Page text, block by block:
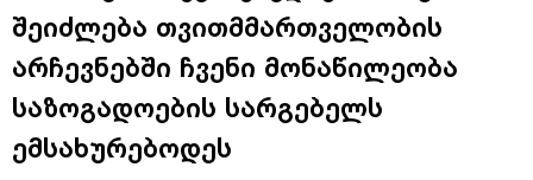
შეიძლება თვითმმართველობის
არჩევნებში ჩვენი მონაწილეობა
საზოგადოების სარგებელს
ემსახურებოდეს